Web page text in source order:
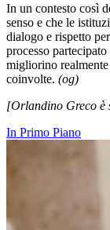
In un contesto così
senso e che le
dialogo e rispetto
processo
migliorino
coinvolte. (og)
[Orlandino Greco è
In Primo Piano